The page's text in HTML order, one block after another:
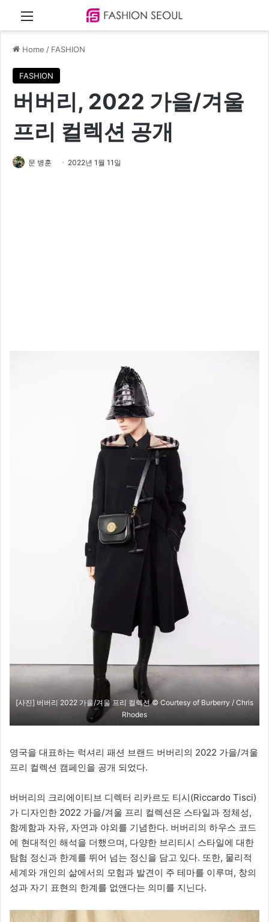
Menu
Home / FASHION
FASHION
버버리, 2022 가을/겨울
프리 컬렉션 공개
문 병훈 2022년 1월 11일
[사진] 버버리 2022 가을/겨울 프리 컬렉션 © Courtesy of Burberry / Chris
Rhodes
영국을 대표하는 럭셔리 패션 브랜드 버버리의 2022 가을/겨울
프리 컬렉션 캠페인을 공개 되었다.
버버리의 크리에이티브 디렉터 리카르도 티시(Riccardo Tisci)
가 디자인한 2022 가을/겨울 프리 컬렉션은 스타일과 정체성,
함께함과 자유, 자연과 야외를 기념한다. 버버리의 하우스 코드
에 현대적인 해석을 더했으며, 다양한 브리티시 스타일에 대한
탐험 정신과 한계를 뛰어 넘는 정신을 담고 있다. 또한, 물리적
세계와 개인의 삶에서의 모험과 발견이 주 테마를 이루며, 창의
성과 자기 표현의 한계를 없앤다는 의미를 지닌다.